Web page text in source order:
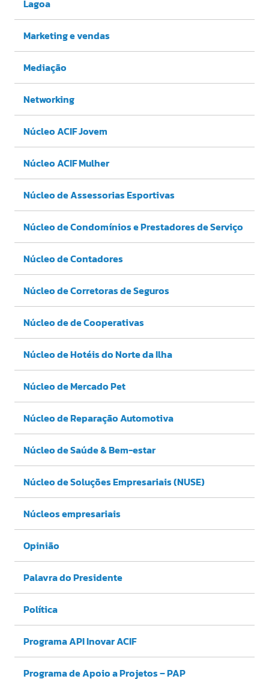
Lagoa
Marketing e vendas
Mediação
Networking
Núcleo ACIF Jovem
Núcleo ACIF Mulher
Núcleo de Assessorias Esportivas
Núcleo de Condomínios e Prestadores de Serviço
Núcleo de Contadores
Núcleo de Corretoras de Seguros
Núcleo de de Cooperativas
Núcleo de Hotéis do Norte da Ilha
Núcleo de Mercado Pet
Núcleo de Reparação Automotiva
Núcleo de Saúde & Bem-estar
Núcleo de Soluções Empresariais (NUSE)
Núcleos empresariais
Opinião
Palavra do Presidente
Política
Programa API Inovar ACIF
Programa de Apoio a Projetos – PAP